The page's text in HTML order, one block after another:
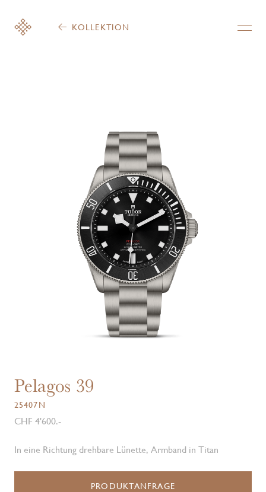
KOLLEKTION
Pelagos 39
25407N
CHF 4'600.-
In eine Richtung drehbare Lünette, Armband in Titan
PRODUKTANFRAGE